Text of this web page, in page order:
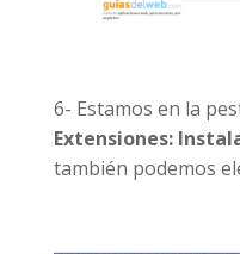
6- Estamos en la
Extensiones:
también podemos